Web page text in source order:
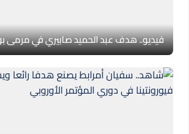
فيديو.. هدف عبد الحميد صابيري في مرمى